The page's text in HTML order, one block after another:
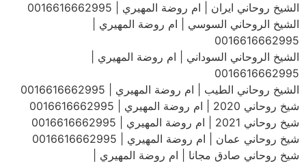
الشيخ روحاني ايران | ام روضة المهيري | 0016616662995
الشيخ الروحاني السوسي | ام روضة المهيري |
0016616662995
الشيخ الروحاني السوداني | ام روضة المهيري |
0016616662995
الشيخ روحاني الطيب | ام روضة المهيري | 0016616662995
شيخ روحاني 2020 | ام روضة المهيري | 0016616662995
شيخ روحاني 2021 | ام روضة المهيري | 0016616662995
شيخ روحاني عمان | ام روضة المهيري | 0016616662995
شيخ روحاني صادق مجانا | ام روضة المهيري |